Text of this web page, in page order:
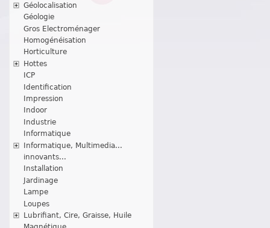
Géolocalisation
Géologie
Gros Electroménager
Homogénéisation
Horticulture
Hottes
ICP
Identification
Impression
Indoor
Industrie
Informatique
Informatique, Multimedia...
innovants...
Installation
Jardinage
Lampe
Loupes
Lubrifiant, Cire, Graisse, Huile